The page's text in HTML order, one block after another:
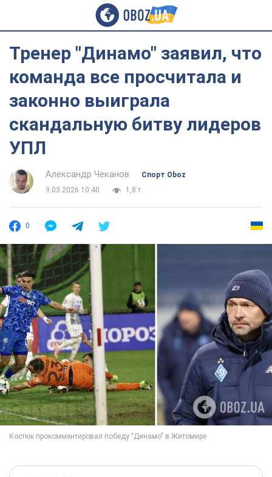
Тренер "Динамо" заявил, что
команда все просчитала и
законно выиграла
скандальную битву лидеров
УПЛ
Александр Чеканов
Спорт Oboz
9.03.2026 10:40
1,8 т.
0